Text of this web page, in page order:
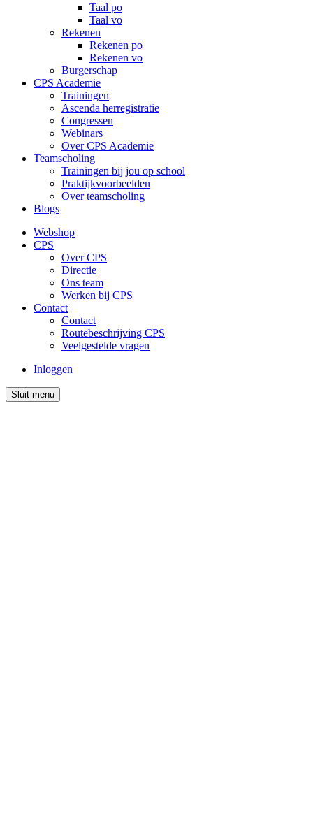
Taal po
Taal vo
Rekenen
Rekenen po
Rekenen vo
Burgerschap
CPS Academie
Trainingen
Ascenda herregistratie
Congressen
Webinars
Over CPS Academie
Teamscholing
Trainingen bij jou op school
Praktijkvoorbeelden
Over teamscholing
Blogs
Webshop
CPS
Over CPS
Directie
Ons team
Werken bij CPS
Contact
Contact
Routebeschrijving CPS
Veelgestelde vragen
Inloggen
Sluit menu